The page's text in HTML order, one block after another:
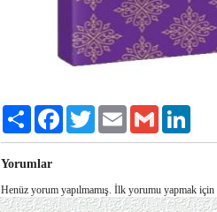
Share FacebookTwitter Email Gmail
Yorumlar
Henüz yorum yapılmamış. İlk yorumu yapmak için